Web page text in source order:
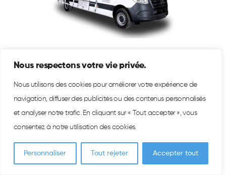
Nous respectons votre vie privée.
Nous utilisons des cookies pour améliorer votre expérience de
navigation, diffuser des publicités ou des contenus personnalisés
et analyser notre trafic. En cliquant sur « Tout accepter », vous
consentez à notre utilisation des cookies.
Personnaliser Tout rejeter Accepter tout
Location utilitaire 14/15m3
porte-verre
Notre gamme de 14/15m3 porte-verres est idéale pour
transporter vos matériels (verres, poutres…) grâce à son
porte-verres et ses galeries. ...